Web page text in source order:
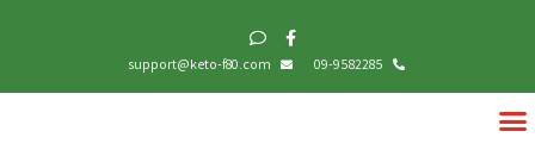
09-9582285
support@keto-f80.com